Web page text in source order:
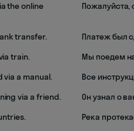
the online
Пожалуйста,
transfer.
Платеж был
train.
Мы поедем
a manual.
Все
via a friend.
Он узнал о
Река